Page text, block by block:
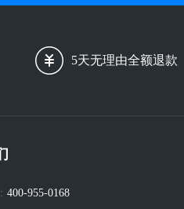
5天无理由全额退款
400-955-0168